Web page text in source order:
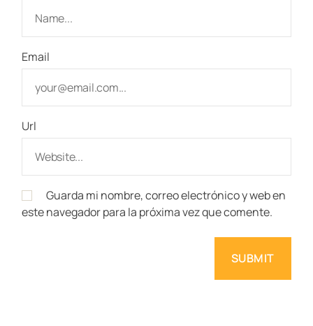
Email
Url
Guarda mi nombre, correo electrónico y web en
este navegador para la próxima vez que comente.